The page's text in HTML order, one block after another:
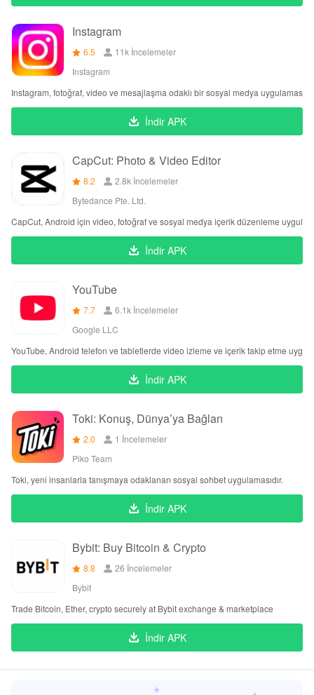
Instagram
6.5
11k İncelemeler
Instagram
Instagram, fotoğraf, video ve mesajlaşma odaklı bir sosyal medya
İndir APK
CapCut: Photo & Video Editor
8.2
2.8k İncelemeler
Bytedance Pte. Ltd.
CapCut, Android için video, fotoğraf ve sosyal medya içerik düzenleme
İndir APK
YouTube
7.7
6.1k İncelemeler
Google LLC
YouTube, Android telefon ve tabletlerde video izleme ve içerik takip etme
İndir APK
Toki: Konuş, Dünya’ya Bağlan
2.0
1 İncelemeler
Piko Team
Toki, yeni insanlarla tanışmaya odaklanan sosyal sohbet uygulamasıdır.
İndir APK
Bybit: Buy Bitcoin & Crypto
8.8
26 İncelemeler
Bybit
Trade Bitcoin, Ether, crypto securely at Bybit exchange & marketplace
İndir APK